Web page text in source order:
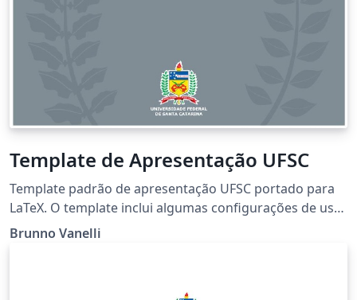
Template de Apresentação UFSC
Template padrão de apresentação UFSC portado para
LaTeX. O template inclui algumas configurações de uso
como inserção de imagens, equações e colunas duplas.
Brunno Vanelli